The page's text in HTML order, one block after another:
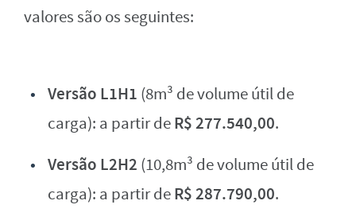
valores são os seguintes:
Versão L1H1 (8m³ de volume útil de
carga): a partir deR$ 277.540,00.
Versão L2H2 (10,8m³ de volume útil de
carga): a partir deR$ 287.790,00.